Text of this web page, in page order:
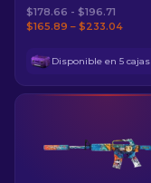
$178.66 - $196.71
$165.89 – $233.04
Disponible en 5 cajas